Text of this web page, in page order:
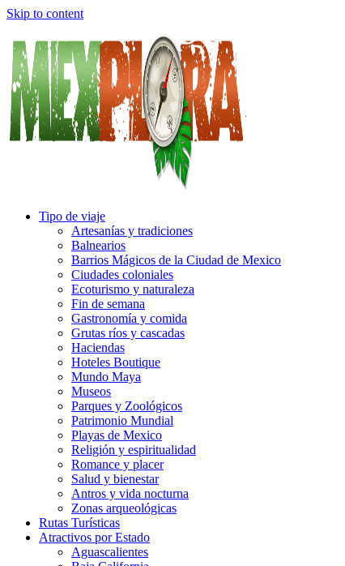
Skip to content
Tipo de viaje
Artesanías y tradiciones
Balnearios
Barrios Mágicos de la Ciudad de Mexico
Ciudades coloniales
Ecoturismo y naturaleza
Fin de semana
Gastronomía y comida
Grutas ríos y cascadas
Haciendas
Hoteles Boutique
Mundo Maya
Museos
Parques y Zoológicos
Patrimonio Mundial
Playas de Mexico
Religión y espiritualidad
Romance y placer
Salud y bienestar
Antros y vida nocturna
Zonas arqueológicas
Rutas Turísticas
Atractivos por Estado
Aguascalientes